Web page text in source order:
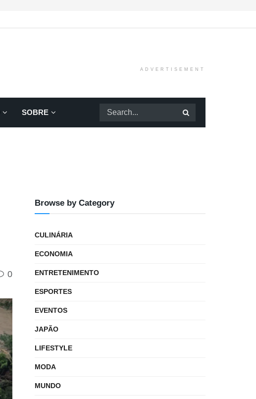
ADVERTISEMENT
SOBRE
0
Browse by Category
CULINÁRIA
ECONOMIA
ENTRETENIMENTO
ESPORTES
EVENTOS
JAPÃO
LIFESTYLE
MODA
MUNDO